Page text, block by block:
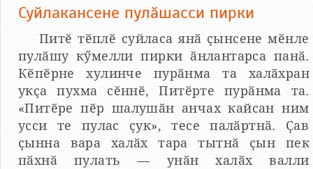
Суйлакансене пулӑшасси пирки
Питӗ тӗплӗ суйласа янӑ ҫынсене мӗнле
пулӑшу кӳмелли пирки ӑнлантарса панӑ.
Кӗпӗрне хулинче пурӑнма та халӑхран
укҫа пухма сӗннӗ, Питӗрте пурӑнма та.
«Питӗре пӗр шалушӑн анчах кайсан ним
усси те пулас ҫук», тесе палӑртнӑ. Ҫав
ҫынна вара халӑх тара тытнӑ ҫын пек
пӑхнӑ пулать — унӑн халӑх валли